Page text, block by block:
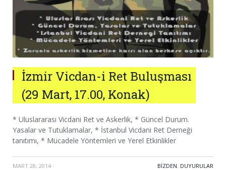
İzmir Vicdan-i Ret Buluşması
(29 Mart, 17.00, Konak)
* Uluslararası Vicdani Ret ve Askerlik, * Güncel Durum.
Yasalar ve Tutuklamalar, * İstanbul Vicdani Ret Derneği
tanıtımı, * Mücadele Yöntemleri ve Yerel Etkinlikler
MART 28, 2014 · BIZDEN, DUYURULAR